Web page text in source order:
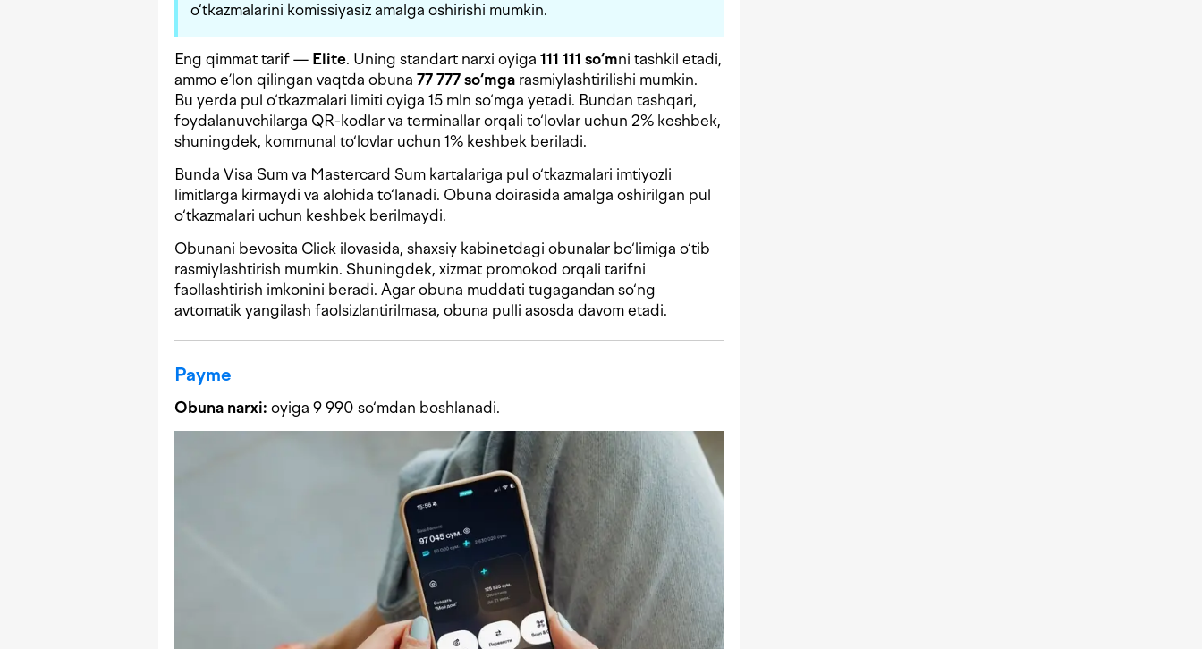
o‘tkazmalarini komissiyasiz amalga oshirishi mumkin.
Eng qimmat tarif — Elite. Uning standart narxi oyiga 111 111 so‘mni tashkil etadi,
ammo e’lon qilingan vaqtda obuna 77 777 so‘mga rasmiylashtirilishi mumkin.
Bu yerda pul o‘tkazmalari limiti oyiga 15 mln so‘mga yetadi. Bundan tashqari,
foydalanuvchilarga QR-kodlar va terminallar orqali to‘lovlar uchun 2% keshbek,
shuningdek, kommunal to‘lovlar uchun 1% keshbek beriladi.
Bunda Visa Sum va Mastercard Sum kartalariga pul o‘tkazmalari imtiyozli
limitlarga kirmaydi va alohida to‘lanadi. Obuna doirasida amalga oshirilgan pul
o‘tkazmalari uchun keshbek berilmaydi.
Obunani bevosita Click ilovasida, shaxsiy kabinetdagi obunalar bo‘limiga o‘tib
rasmiylashtirish mumkin. Shuningdek, xizmat promokod orqali tarifni
faollashtirish imkonini beradi. Agar obuna muddati tugagandan so‘ng
avtomatik yangilash faolsizlantirilmasa, obuna pulli asosda davom etadi.
Payme
Obuna narxi: oyiga 9 990 so‘mdan boshlanadi.